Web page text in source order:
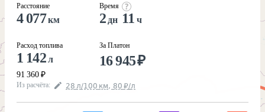
Расстояние
4 077км
Расход топлива
1 142л
91 360 ₽
Время
2 дн 11 ч
За Платон
16 945₽
Из расчёта: 28 л/100 км, 80 ₽/л